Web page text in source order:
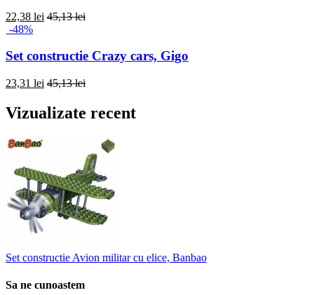
22,38 lei 45,13 lei
-48%
Set constructie Crazy cars, Gigo
23,31 lei 45,13 lei
Vizualizate recent
Set constructie Avion militar cu elice, Banbao
Sa ne cunoastem